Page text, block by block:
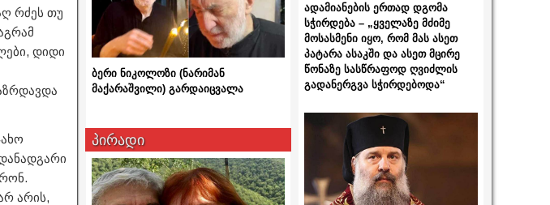
რძეს თუ
დიდი
არის,
ბერი ნიკოლოზი (ნარიმან
მაქარაშვილი) გარდაიცვალა
პირადი
ადამიანების ერთად დგომა
სჭირდება – „ყველაზე მძიმე
მოსასმენი იყო, რომ მას ასეთ
პატარა ასაკში და ასეთ მცირე
წონაზე სასწრაფოდ ღვიძლის
გადანერგვა სჭირდებოდა“